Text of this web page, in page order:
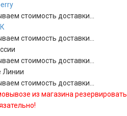
стоимость доставки...
стоимость доставки...
стоимость доставки...
Линии
стоимость доставки...
из магазина резервировать